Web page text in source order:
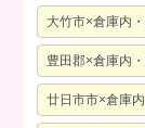
大竹市×倉庫内
豊田郡×倉庫内
廿日市市×倉庫